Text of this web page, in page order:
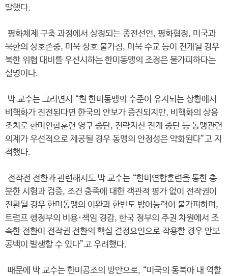
말했다.
평화체제 구축 과정에서 상정되는 종전선언, 평화협정, 미국과
북한의 상호존중, 미북 상호 불가침, 미북 수교 등이 전개될 경우
북한 위협 대비를 우선시하는 한미동맹의 조정은 불가피하다는
설명이다.
박 교수는 그러면서 “현 한미동맹의 수준이 유지되는 상황에서
비핵화가 진전된다면 한국의 안보가 증진되지만, 비핵화의 상응
조치로 한미연합훈련 영구 중단, 전략자산 전개 중단 등 동맹관련
의제가 우선적으로 제공될 경우 동맹의 안정성은 약화된다”고 지
적했다.
전작전 전환과 관련해서도 박 교수는 “한미연합훈련을 통한 충
분한 시험과 검증, 조건 충족에 대한 객관적 평가 없이 전작권이
전환될 경우 한미동맹의 이완과 한반도 방어능력이 불가피하며,
트럼프 행정부의 비용·책임 경감, 한국 정부의 주권 차원에서 조
속한 전환이 전작권 전환의 핵심 결정요인으로 작용할 경우 안보
공백이 발생할 수 있다”고 우려했다.
때문에 박 교수는 한미공조의 방안으로, “미국의 동북아 내 역할